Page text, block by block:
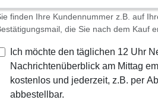
finden Ihre Kundennummer z.B. auf
die Sie nach dem Kauf
Ich möchte den täglichen 12 Uhr
Nachrichtenüberblick am Mittag
kostenlos und jederzeit, z.B. per
abbestellbar.